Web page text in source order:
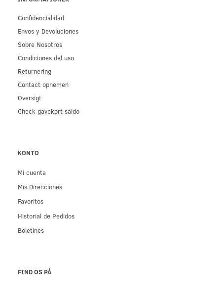
Confidencialidad
Env­os y Devoluciones
Sobre Nosotros
Condiciones del uso
Returnering
Contact opnemen
Oversigt
Check gavekort saldo
KONTO
Mi cuenta
Mis Direcciones
Favoritos
Historial de Pedidos
Boletines
FIND OS PÅ